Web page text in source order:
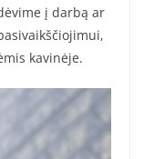
į darbą ar
kavinėje.